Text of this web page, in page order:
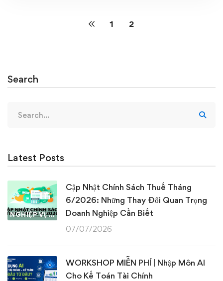
1 2
Search
for:
Latest Posts
NGHIỆP VỤ KẾ TOÁN & THUẾ
Cập Nhật Chính Sách Thuế Tháng
6/2026: Những Thay Đổi Quan Trọng
Doanh Nghiệp Cần Biết
07/07/2026
WORKSHOP MIỄN PHÍ | Nhập Môn AI
Cho Kế Toán Tài Chính